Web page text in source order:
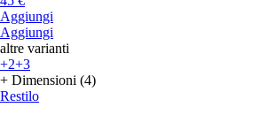
Aggiungi
Aggiungi
altre varianti
+2+3
+ Dimensioni (4)
Restilo